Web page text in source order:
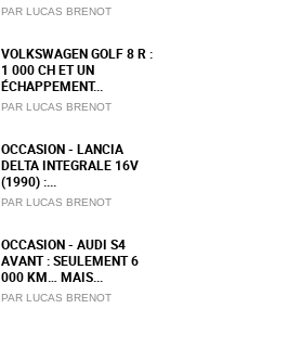
PAR LUCAS BRENOT
VOLKSWAGEN GOLF 8 R :
1 000 CH ET UN
ÉCHAPPEMENT...
PAR LUCAS BRENOT
OCCASION - LANCIA
DELTA INTEGRALE 16V
(1990) :...
PAR LUCAS BRENOT
OCCASION - AUDI S4
AVANT : SEULEMENT 6
000 KM… MAIS...
PAR LUCAS BRENOT